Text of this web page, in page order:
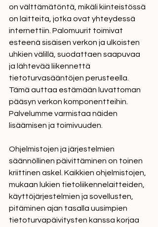
on välttämätöntä, mikäli kiinteistössä
on laitteita, jotka ovat yhteydessä
internettiin. Palomuurit toimivat
esteenä sisäisen verkon ja ulkoisten
uhkien välillä, suodattaen saapuvaa
ja lähtevää liikennettä
tietoturvasääntöjen perusteella.
Tämä auttaa estämään luvattoman
pääsyn verkon komponentteihin.
Palvelumme varmistaa näiden
lisäämisen ja toimivuuden.
Ohjelmistojen ja järjestelmien
säännöllinen päivittäminen on toinen
kriittinen askel. Kaikkien ohjelmistojen,
mukaan lukien tietoliikennelaitteiden,
käyttöjärjestelmien ja sovellusten,
pitäminen ajan tasalla uusimpien
tietoturvapäivitysten kanssa korjaa